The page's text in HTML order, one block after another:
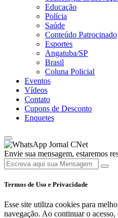
Educação
Polícia
Saúde
Conteúdo Patrocinado
Esportes
Angatuba/SP
Brasil
Coluna Policial
Eventos
Vídeos
Contato
Cupons de Desconto
Enquetes
Jornal CNet
Envie sua mensagem, estaremos
Termos de Uso e Privacidade
Esse site utiliza cookies para
navegação. Ao continuar o